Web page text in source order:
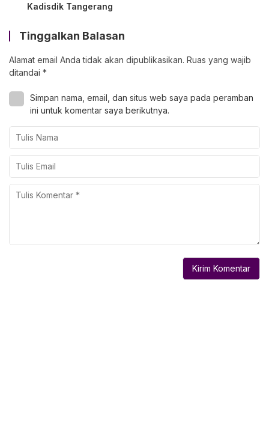
Kadisdik Tangerang
Tinggalkan Balasan
Alamat email Anda tidak akan dipublikasikan. Ruas yang wajib
ditandai *
Simpan nama, email, dan situs web saya pada peramban
ini untuk komentar saya berikutnya.